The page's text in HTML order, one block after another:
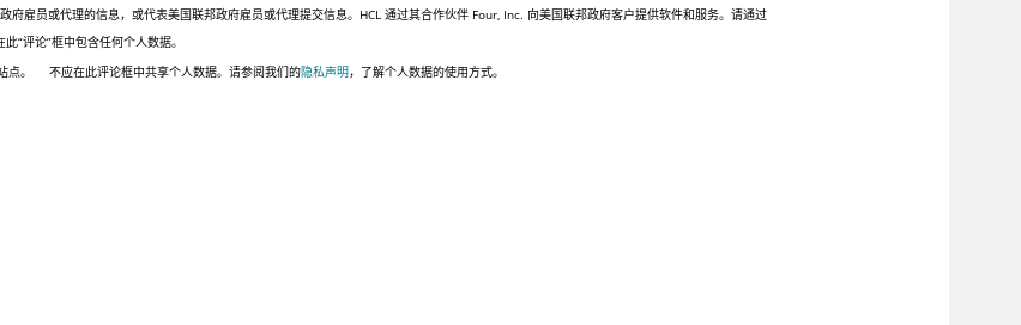
雇员或代理的信息，或代表美国联邦政府雇员或代理提交信息。HCL 通过其合作伙伴 Four, Inc. 向美国联邦政府客户提供软件和服务。请通过
“评论”框中包含任何个人数据。
点。 不应在此评论框中共享个人数据。请参阅我们的隐私声明，了解个人数据的使用方式。